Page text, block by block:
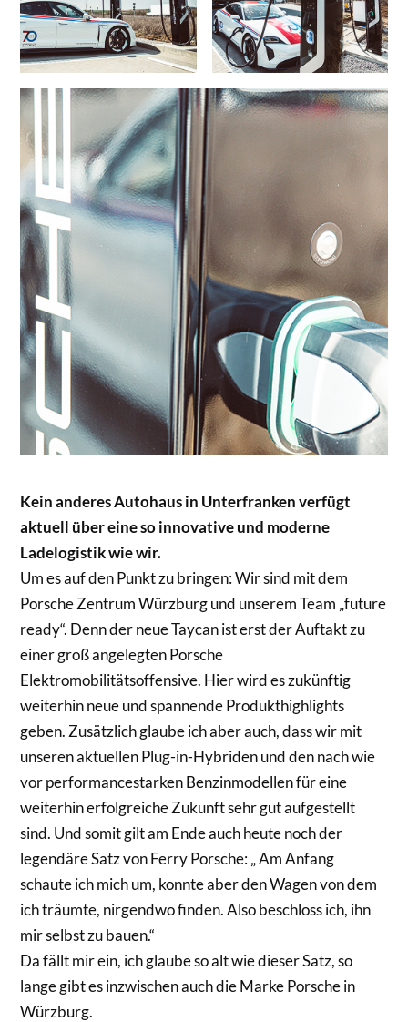
Kein anderes Autohaus in Unterfranken verfügt
aktuell über eine so innovative und moderne
Ladelogistik wie wir.
Um es auf den Punkt zu bringen: Wir sind mit dem
Porsche Zentrum Würzburg und unserem Team „future
ready“. Denn der neue Taycan ist erst der Auftakt zu
einer groß angelegten Porsche
Elektromobilitätsoffensive. Hier wird es zukünftig
weiterhin neue und spannende Produkthighlights
geben. Zusätzlich glaube ich aber auch, dass wir mit
unseren aktuellen Plug-in-Hybriden und den nach wie
vor performancestarken Benzinmodellen für eine
weiterhin erfolgreiche Zukunft sehr gut aufgestellt
sind. Und somit gilt am Ende auch heute noch der
legendäre Satz von Ferry Porsche: „ Am Anfang
schaute ich mich um, konnte aber den Wagen von dem
ich träumte, nirgendwo finden. Also beschloss ich, ihn
mir selbst zu bauen.“
Da fällt mir ein, ich glaube so alt wie dieser Satz, so
lange gibt es inzwischen auch die Marke Porsche in
Würzburg.